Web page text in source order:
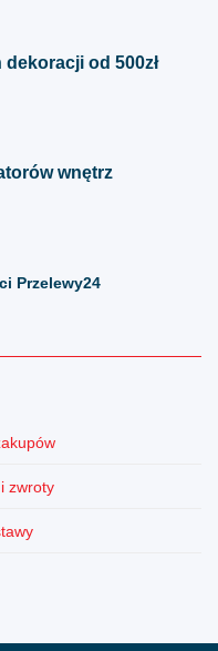
od 500zł
wnętrz
Przelewy24
zwroty